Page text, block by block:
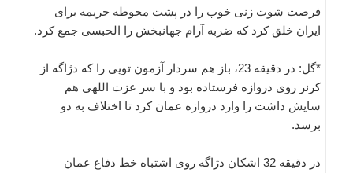
فرصت شوت زنی خوب را در پشت محوطه جریمه برای
ایران خلق کرد که ضربه آرام جهانبخش را الحبسی جمع کرد.
*گل: در دقیقه 23، باز هم سردار آزمون توپی را که دژاگه از
کرنر روی دروازه فرستاده بود و با سر عزت اللهی هم
سایش داشت را وارد دروازه عمان کرد تا اختلاف به دو
برسد.
در دقیقه 32 اشکان دژاگه روی اشتباه خط دفاع عمان